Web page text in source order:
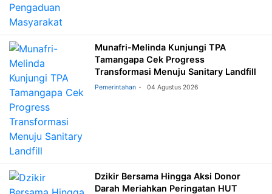
Munafri-Melinda Kunjungi TPA
Tamangapa Cek Progress
Transformasi Menuju Sanitary Landfill
Pemerintahan 04 Agustus 2026
Dzikir Bersama Hingga Aksi Donor
Darah Meriahkan Peringatan HUT